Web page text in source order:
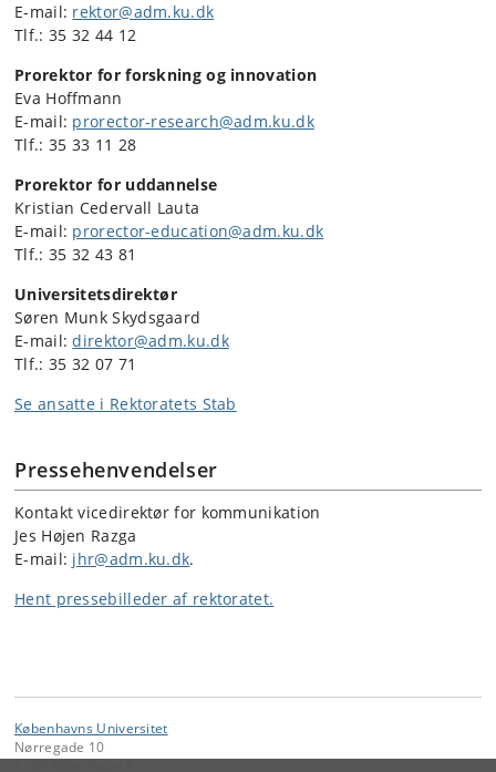
E-mail: rektor@adm.ku.dk
Tlf.: 35 32 44 12
Prorektor for forskning og innovation
Eva Hoffmann
E-mail: prorector-research@adm.ku.dk
Tlf.: 35 33 11 28
Prorektor for uddannelse
Kristian Cedervall Lauta
E-mail: prorector-education@adm.ku.dk
Tlf.: 35 32 43 81
Universitetsdirektør
Søren Munk Skydsgaard
E-mail:direktor@adm.ku.dk
Tlf.: 35 32 07 71
Se ansatte i Rektoratets Stab
Pressehenvendelser
Kontakt vicedirektør for kommunikation
Jes Højen Razga
E-mail: jhr@adm.ku.dk.
Hent pressebilleder af rektoratet.
Københavns Universitet
Nørregade 10